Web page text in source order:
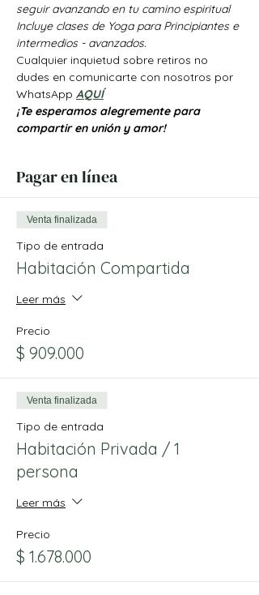
seguir avanzando en tu camino espiritual
Incluye clases de Yoga para Principiantes e
intermedios - avanzados.
Cualquier inquietud sobre retiros no
dudes en comunicarte con nosotros por
WhatsApp AQUÍ
¡Te esperamos alegremente para
compartir en unión y amor!
Pagar en línea
Venta finalizada
Tipo de entrada
Habitación Compartida
Leer más
Precio
$ 909.000
Venta finalizada
Tipo de entrada
Habitación Privada / 1
persona
Leer más
Precio
$ 1.678.000